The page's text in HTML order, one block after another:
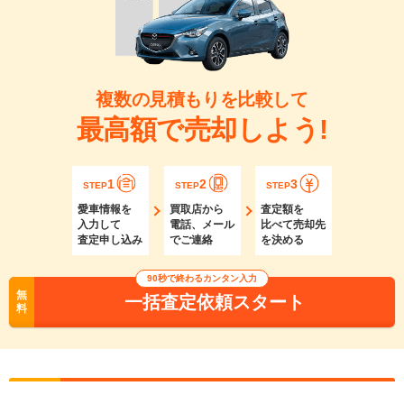
複数の見積もりを比較して
最高額で売却しよう!
STEP1
愛車情報を
入力して
査定申し込み
STEP2
買取店から
電話、メール
でご連絡
STEP3
査定額を
比べて売却先
を決める
無
料
90秒で終わるカンタン入力
一括査定依頼スタート